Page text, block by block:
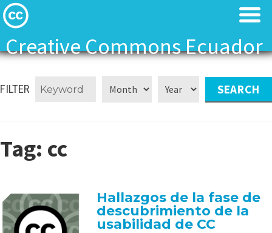
Creative Commons Ecuador
Contact
Contact
FILTER
Tag: cc
Hallazgos de la fase de
descubrimiento de la
usabilidad de CC